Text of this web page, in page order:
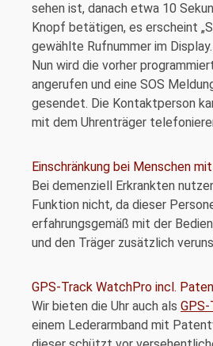
sehen ist, danach etwa 10
Knopf betätigen, es erscheint
gewählte Rufnummer im Display.
Nun wird die vorher
angerufen und eine SOS
gesendet. Die Kontaktperson
mit dem Uhrenträger
Einschränkung bei Menschen
Bei demenziell Erkrankten
Funktion nicht, da dieser
erfahrungsgemäß mit der
und den Träger zusätzlich
GPS-Track WatchPro incl.
Wir bieten die Uhr auch als
einem Lederarmband mit